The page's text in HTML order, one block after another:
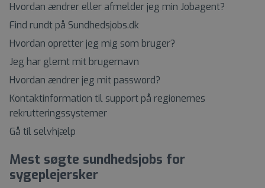
Hvordan ændrer eller afmelder jeg min Jobagent?
Find rundt på Sundhedsjobs.dk
Hvordan opretter jeg mig som bruger?
Jeg har glemt mit brugernavn
Hvordan ændrer jeg mit password?
Kontaktinformation til support på regionernes
rekrutteringssystemer
Gå til selvhjælp
Mest søgte sundhedsjobs for
sygeplejersker